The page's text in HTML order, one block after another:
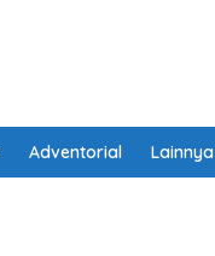
Adventorial Lainnya